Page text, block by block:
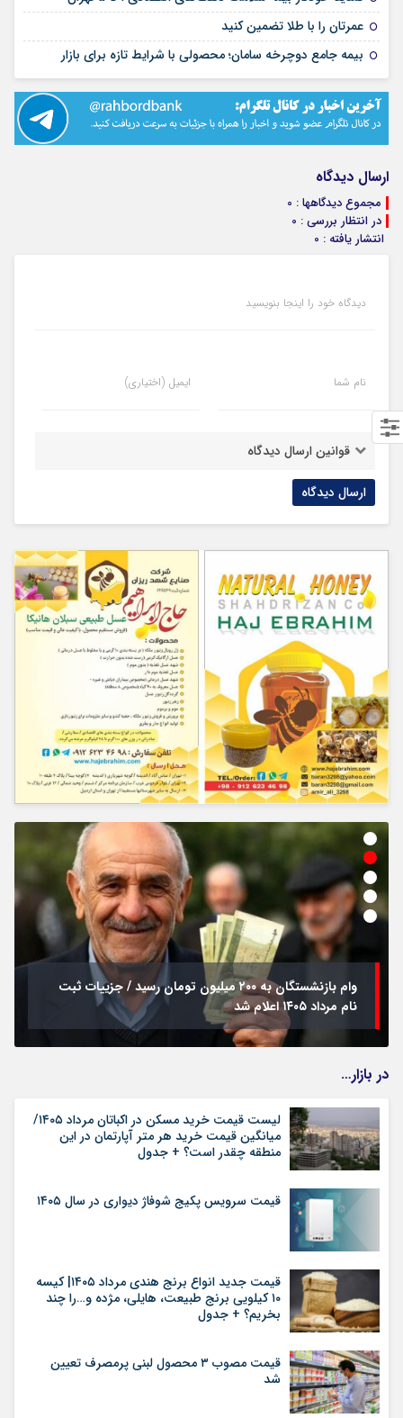
عمرتان را با طلا تضمین کنید
بیمه جامع دوچرخه سامان؛ محصولی با شرایط تازه برای بازار
ارسال دیدگاه
مجموع دیدگاهها : 0
در انتظار بررسی : 0
انتشار یافته : 0
دیدگاه خود را اینجا بنویسید
نام شما ایمیل (اختیاری)
قوانین ارسال دیدگاه
وام بازنشستگان به ۲۰۰ میلیون تومان رسید / جزییات ثبت
نام مرداد ۱۴۰۵ اعلام شد
در بازار…
لیست قیمت خرید مسکن در اکباتان مرداد ۱۴۰۵/
میانگین قیمت خرید هر متر آپارتمان در این
منطقه چقدر است؟ + جدول
قیمت سرویس پکیج شوفاژ دیواری در سال ۱۴۰۵
قیمت جدید انواع برنج هندی مرداد ۱۴۰۵| کیسه
۱۰ کیلویی برنج طبیعت، هایلی، مژده و…را چند
بخریم؟ + جدول
قیمت مصوب ۳ محصول لبنی پرمصرف تعیین
شد